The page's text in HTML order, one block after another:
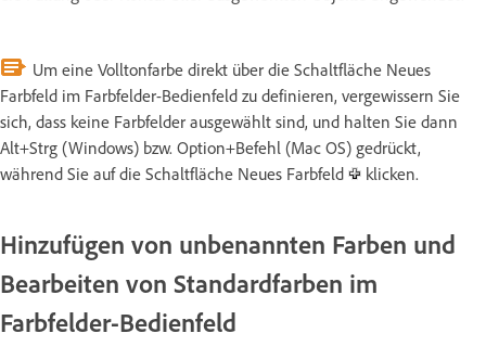
Um eine Volltonfarbe direkt über die Schaltfläche Neues
Farbfeld im Farbfelder-Bedienfeld zu definieren, vergewissern Sie
sich, dass keine Farbfelder ausgewählt sind, und halten Sie dann
Alt+Strg (Windows) bzw. Option+Befehl (Mac OS) gedrückt,
während Sie auf die Schaltfläche Neues Farbfeld
klicken.
Hinzufügen von unbenannten Farben und
Bearbeiten von Standardfarben im
Farbfelder-Bedienfeld